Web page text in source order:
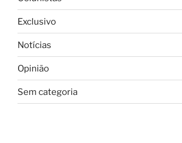
Exclusivo
Notícias
Opinião
Sem categoria